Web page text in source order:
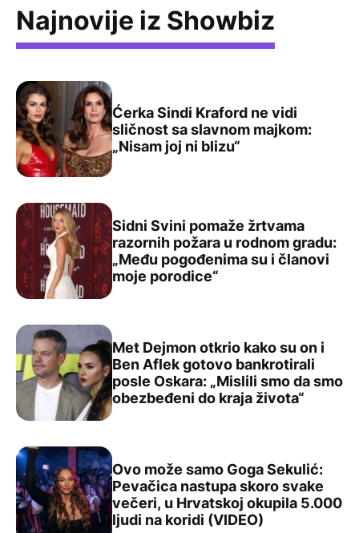
Najnovije iz Showbiz
Ćerka Sindi Kraford ne vidi sličnost sa slavnom majkom:
Ćerka Sindi Kraford ne vidi
sličnost sa slavnom majkom:
„Nisam joj ni blizu“
Sidni Svini pomaže žrtvama razornih požara u rodnom
Sidni Svini pomaže žrtvama
razornih požara u rodnom gradu:
„Među pogođenima su i članovi
moje porodice“
Met Dejmon otkrio kako su on i Ben Aflek gotovo
Met Dejmon otkrio kako su on i
Ben Aflek gotovo bankrotirali
posle Oskara: „Mislili smo da smo
obezbeđeni do kraja života“
Ovo može samo Goga Sekulić: Pevačica nastupa
Ovo može samo Goga Sekulić:
Pevačica nastupa skoro svake
večeri, u Hrvatskoj okupila 5.000
ljudi na koridi (VIDEO)